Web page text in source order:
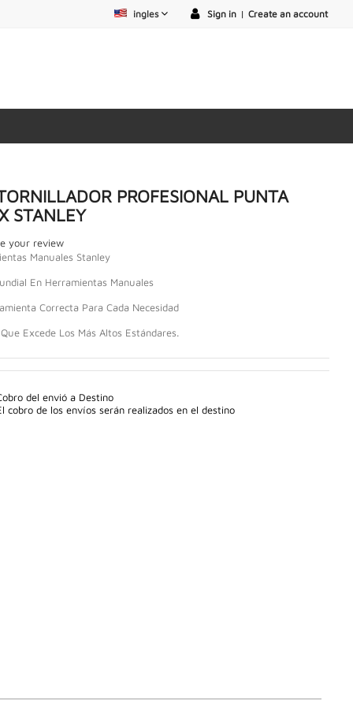
Sign in | Create an account
ingles
PROFESIONAL PUNTA
STANLEY
your review
Manuales Stanley
En Herramientas Manuales
Correcta Para Cada Necesidad
Excede Los Más Altos Estándares.
del envió a Destino
cobro de los envíos serán realizados en el destino